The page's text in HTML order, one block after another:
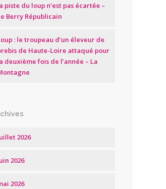
piste du loup n’est pas écartée –
Berry Républicain
: le troupeau d’un éleveur de
de Haute-Loire attaqué pour
deuxième fois de l’année – La
2026
2026
2026